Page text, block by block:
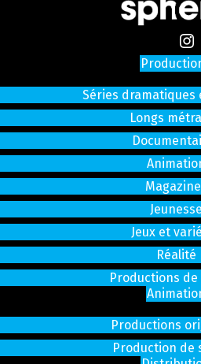
Séries dramatiques
Longs
Jeunesse
Jeux et
Réalité
Productions de
Productions
Production de